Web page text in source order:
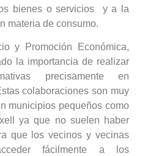
bienes o servicios y a la
materia de consumo.
y Promoción Económica,
la importancia de realizar
precisamente en
colaboraciones son muy
municipios pequeños como
ya que no suelen haber
que los vecinos y vecinas
fácilmente a los